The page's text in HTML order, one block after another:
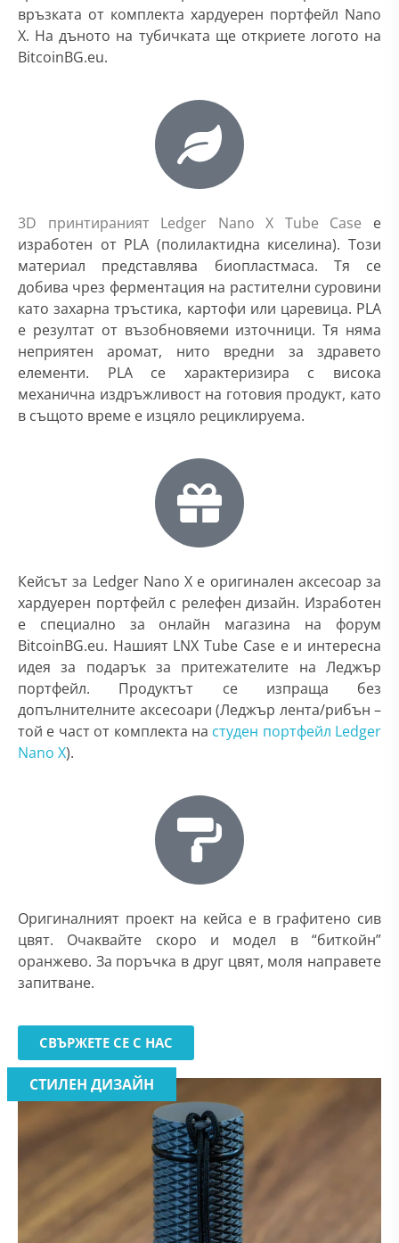
връзката от комплекта хардуерен портфейл Nano
X. На дъното на тубичката ще откриете логото на
BitcoinBG.eu.
3D принтираният Ledger Nano X Tube Case е
изработен от PLA (полилактидна киселина). Този
материал представлява биопластмаса. Тя се
добива чрез ферментация на растителни суровини
като захарна тръстика, картофи или царевица. PLA
е резултат от възобновяеми източници. Тя няма
неприятен аромат, нито вредни за здравето
елементи. PLA се характеризира с висока
механична издръжливост на готовия продукт, като
в същото време е изцяло рециклируема.
Кейсът за Ledger Nano X е оригинален аксесоар за
хардуерен портфейл с релефен дизайн. Изработен
е специално за онлайн магазина на форум
BitcoinBG.eu. Нашият LNX Tube Case е и интересна
идея за подарък за притежателите на Леджър
портфейл. Продуктът се изпраща без
допълнителните аксесоари (Леджър лента/рибън –
той е част от комплекта на студен портфейл Ledger
Nano X).
Оригиналният проект на кейса е в графитено сив
цвят. Очаквайте скоро и модел в “биткойн”
оранжево. За поръчка в друг цвят, моля направете
запитване.
СВЪРЖЕТЕ СЕ С НАС
СТИЛЕН ДИЗАЙН